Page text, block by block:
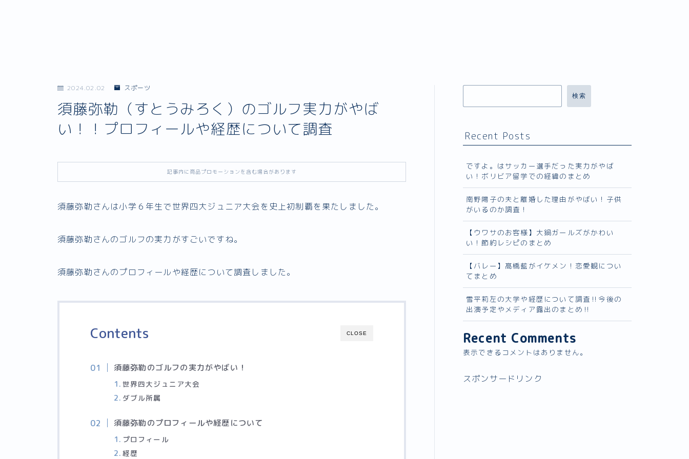
2024.02.02 スポーツ
須藤弥勒（すとうみろく）のゴルフ実力がやば
い！！プロフィールや経歴について調査
記事内に商品プロモーションを含む場合があります
須藤弥勒さんは小学６年生で世界四大ジュニア大会を史上初制覇を果たしました。
須藤弥勒さんのゴルフの実力がすごいですね。
須藤弥勒さんのプロフィールや経歴について調査しました。
CLOSE
Contents
須藤弥勒のゴルフの実力がやばい！
世界四大ジュニア大会
ダブル所属
須藤弥勒のプロフィールや経歴について
プロフィール
経歴
検索
Recent Posts
ですよ。はサッカー選手だった実力がやば
い！ボリビア留学での経緯のまとめ
南野陽子の夫と離婚した理由がやばい！子供
がいるのか調査！
【ウワサのお客様】大鍋ガールズがかわい
い！節約レシピのまとめ
【バレー】髙橋藍がイケメン！恋愛観につい
てまとめ
雪平莉左の大学や経歴について調査‼︎今後の
出演予定やメディア露出のまとめ‼︎
Recent Comments
表示できるコメントはありません。
スポンサードリンク